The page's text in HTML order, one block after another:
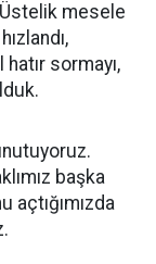
Üstelik mesele
sormayı,
başka
açtığımızda